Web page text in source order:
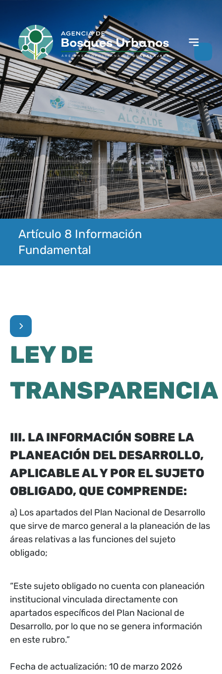
Artículo 8 Información
Fundamental
LEY DE
TRANSPARENCIA
III. LA INFORMACIÓN SOBRE LA
PLANEACIÓN DEL DESARROLLO,
APLICABLE AL Y POR EL SUJETO
OBLIGADO, QUE COMPRENDE:
a) Los apartados del Plan Nacional de Desarrollo
que sirve de marco general a la planeación de las
áreas relativas a las funciones del sujeto
obligado;
“Este sujeto obligado no cuenta con planeación
institucional vinculada directamente con
apartados específicos del Plan Nacional de
Desarrollo, por lo que no se genera información
en este rubro.”
Fecha de actualización: 10 de marzo 2026